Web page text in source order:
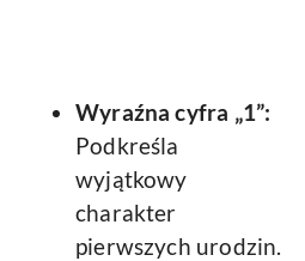
Wyraźna cyfra „1”:
Podkreśla
wyjątkowy
charakter
pierwszych urodzin.